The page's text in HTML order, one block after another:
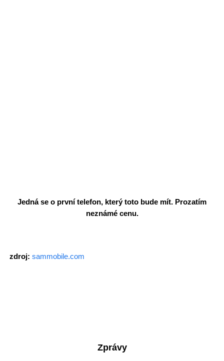
Jedná se o první telefon, který toto bude mít. Prozatím
neznámé cenu.
zdroj: sammobile.com
Zprávy